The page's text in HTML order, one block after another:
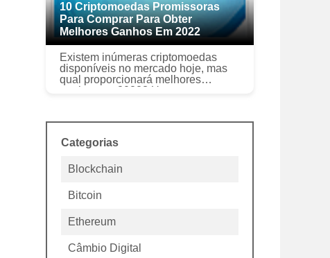
10 Criptomoedas Promissoras
Para Comprar Para Obter
Melhores Ganhos Em 2022
Existem inúmeras criptomoedas
disponíveis no mercado hoje, mas
qual proporcionará melhores
ganhos em 2022? Uma
“moedas” que existe e...
Categorias
Blockchain
Bitcoin
Ethereum
Câmbio Digital